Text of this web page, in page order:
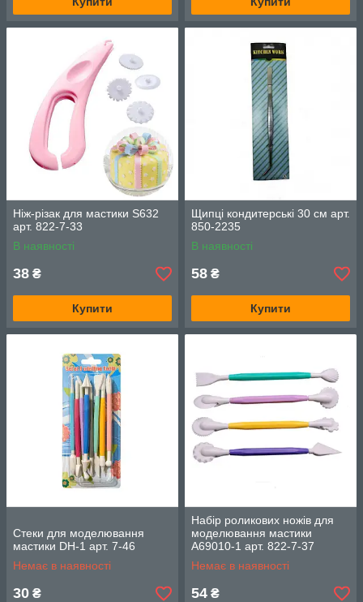
Ніж-різак для мастики S632
арт. 822-7-33
В наявності
38 ₴
Купити
Щипці кондитерські 30 см арт.
850-2235
В наявності
58 ₴
Купити
Стеки для моделювання
мастики DH-1 арт. 7-46
Немає в наявності
30 ₴
Набір роликових ножів для
моделювання мастики
А69010-1 арт. 822-7-37
Немає в наявності
54 ₴